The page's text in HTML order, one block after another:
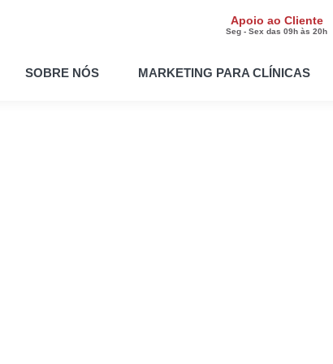
Apoio ao Cliente
Seg - Sex das 09h às 20h
SOBRE NÓS MARKETING PARA CLÍNICAS